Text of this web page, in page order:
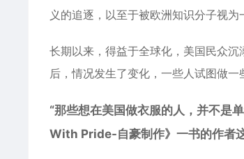
义的追逐，以至于被欧洲知识分子视
长期以来，得益于全球化，美国民众
后，情况发生了变化，一些人试图做一
“那些想在美国做衣服的人，并不是
With Pride-自豪制作》一书的作者